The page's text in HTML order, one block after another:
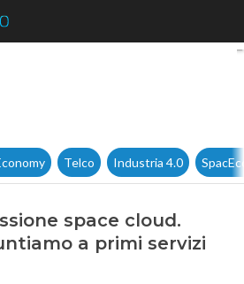
D-Orbit e la missione space
Telco Industria 4.0
space cloud.
a primi servizi